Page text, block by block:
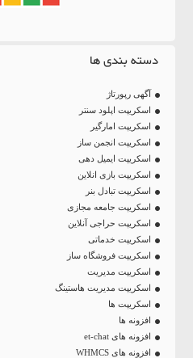
دسته بندی ها
آگهی رپورتاژ
اسکریپت اپلود سنتر
اسکریپت امارگیر
اسکریپت انجمن ساز
اسکریپت ایمیل دهی
اسکریپت بازی انلاین
اسکریپت تبادل بنر
اسکریپت جامعه مجازی
اسکریپت حراجی آنلاین
اسکریپت خدماتی
اسکریپت فروشگاه ساز
اسکریپت مدیریت
اسکریپت مدیریت هاستینگ
اسکریپت ها
افزونه ها
افزونه های et-chat
افزونه های WHMCS